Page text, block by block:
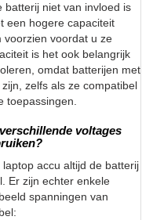
batterij niet van invloed is
een hogere capaciteit
voorzien voordat u ze
is het ook belangrijk
omdat batterijen met
zelfs als ze compatibel
toepassingen.
voltages
accu altijd de batterij
Er zijn echter enkele
spanningen van